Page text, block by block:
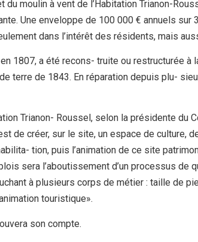
moulin à vent de l’Habitation Trianon-
Une enveloppe de 100 000 € annuels sur
dans l’intérêt des résidents, mais
1807, a été recons- truite ou restructurée
terre de 1843. En réparation depuis plu-
Trianon- Roussel, selon la présidente du
de créer, sur le site, un espace de culture,
tion, puis l’animation de ce site
sera l’aboutissement d’un processus de
à plusieurs corps de métier : taille de
touristique».
son compte.